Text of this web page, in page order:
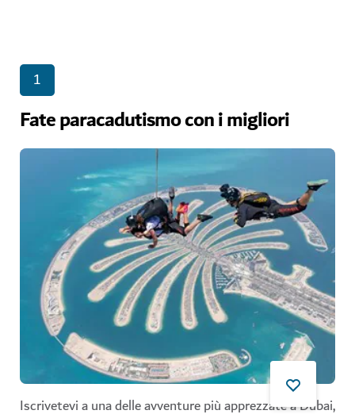
1
Fate paracadutismo con i migliori
Iscrivetevi a una delle avventure più apprezzate a Dubai,